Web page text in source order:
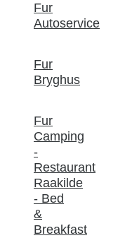
Fur
Autoservice
Fur
Bryghus
Fur
Camping
-
Restaurant
Raakilde
- Bed
&
Breakfast